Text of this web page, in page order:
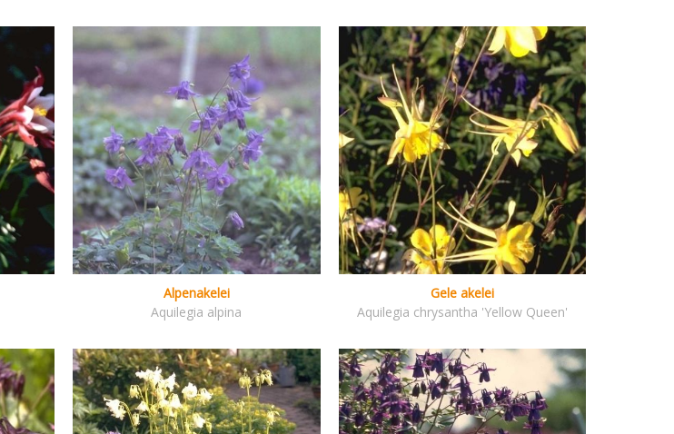
Alpenakelei
Aquilegia alpina
Gele akelei
Aquilegia chrysantha 'Yellow Queen'